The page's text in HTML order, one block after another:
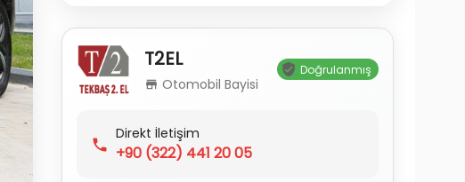
T2EL
Otomobil Bayisi
Doğrulanmış
Direkt İletişim
+90 (322) 441 20 05